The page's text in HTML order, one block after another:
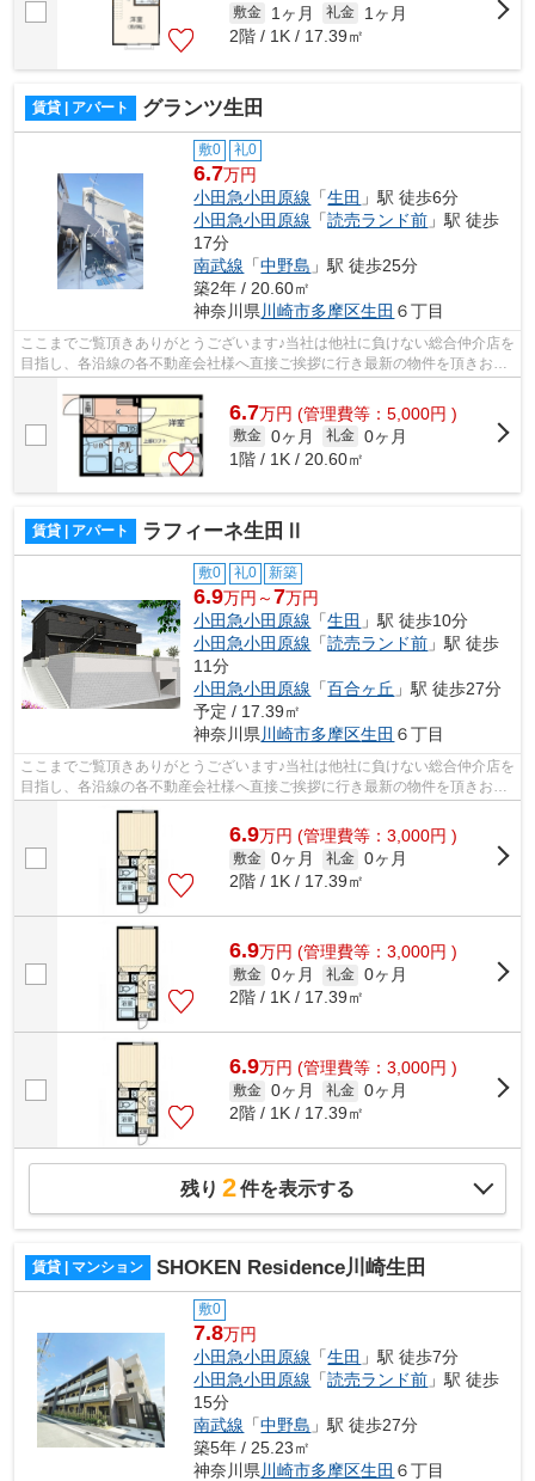
敷金 1ヶ月 礼金
1ヶ月
2階 / 1K / 17.39㎡
賃貸 | アパート グランツ生田
敷0 礼0
6.7万円
小田急小田原線 「生田 」駅 徒歩6分
小田急小田原線 「読売ランド前 」駅 徒歩
17分
南武線 「中野島 」駅 徒歩25分
築2年 / 20.60㎡
神奈川県 川崎市多摩区生田 ６丁目
ここまでご覧頂きありがとうございます♪当社は他社に負けない総合仲介店を
目指し、各沿線の各不動産会社様へ直接ご挨拶に行き最新の物件を頂きお客
6.7万円 (管理費等：5,000円 )
敷金 0ヶ月 礼金 0ヶ月
1階 / 1K / 20.60㎡
賃貸 | アパート ラフィーネ生田Ⅱ
敷0 礼0 新築
6.9万円～7万円
小田急小田原線 「生田 」駅 徒歩10分
小田急小田原線 「読売ランド前 」駅 徒歩
11分
小田急小田原線 「百合ヶ丘 」駅 徒歩27分
予定 / 17.39㎡
神奈川県 川崎市多摩区生田 ６丁目
ここまでご覧頂きありがとうございます♪当社は他社に負けない総合仲介店を
目指し、各沿線の各不動産会社様へ直接ご挨拶に行き最新の物件を頂きお客
様へ提供しております！最新の情報は...
6.9万円 (管理費等：3,000円 )
敷金 0ヶ月 礼金 0ヶ月
2階 / 1K / 17.39㎡
6.9万円 (管理費等：3,000円 )
敷金 0ヶ月 礼金 0ヶ月
2階 / 1K / 17.39㎡
6.9万円 (管理費等：3,000円 )
敷金 0ヶ月 礼金 0ヶ月
2階 / 1K / 17.39㎡
残り 2件を表示する
賃貸 | マンション SHOKEN Residence川崎生田
敷0
7.8万円
小田急小田原線 「生田 」駅 徒歩7分
小田急小田原線 「読売ランド前 」駅 徒歩
15分
南武線 「中野島 」駅 徒歩27分
築5年 / 25.23㎡
神奈川県 川崎市多摩区生田 ６丁目